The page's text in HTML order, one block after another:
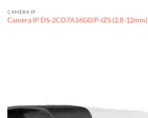
CAMERA IP
Camera IP DS-2CD7A26G0/P-IZS (2.8-12mm)